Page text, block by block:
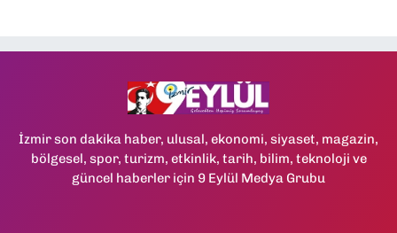
İzmir son dakika haber, ulusal, ekonomi, siyaset, magazin,
bölgesel, spor, turizm, etkinlik, tarih, bilim, teknoloji ve
güncel haberler için 9 Eylül Medya Grubu